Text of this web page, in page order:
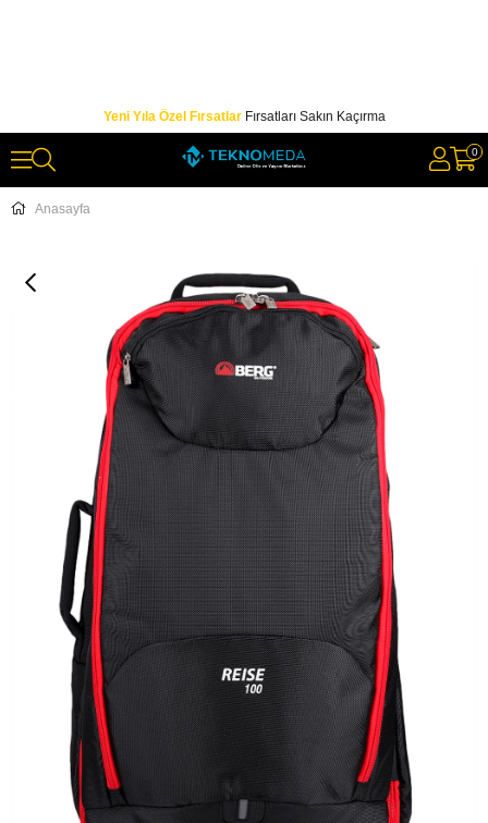
Yeni Yıla Özel FırsatlarFırsatları Sakın Kaçırma
0
Anasayfa